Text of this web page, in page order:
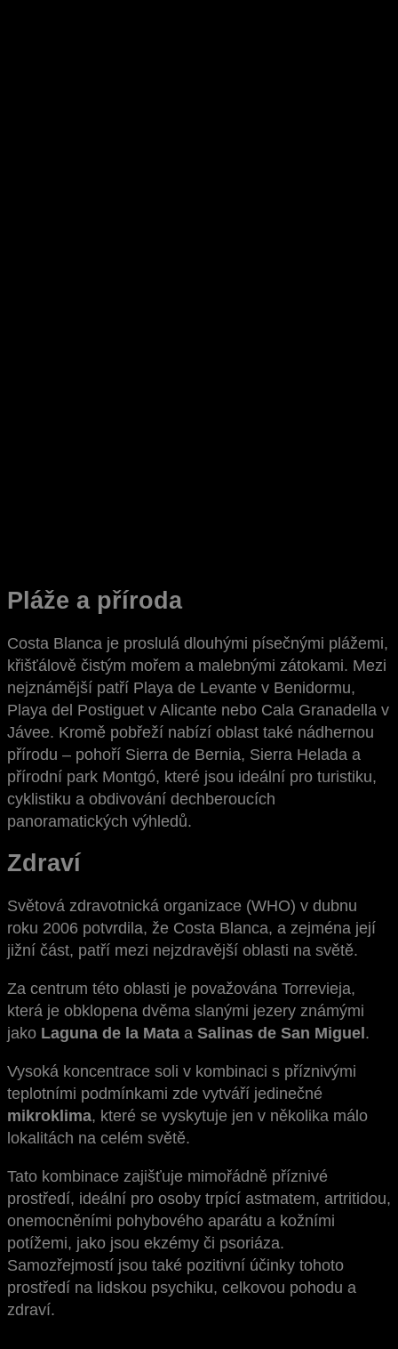
Pláže a příroda
Costa Blanca je proslulá dlouhými písečnými plážemi,
křišťálově čistým mořem a malebnými zátokami. Mezi
nejznámější patří Playa de Levante v Benidormu,
Playa del Postiguet v Alicante nebo Cala Granadella v
Jávee. Kromě pobřeží nabízí oblast také nádhernou
přírodu – pohoří Sierra de Bernia, Sierra Helada a
přírodní park Montgó, které jsou ideální pro turistiku,
cyklistiku a obdivování dechberoucích
panoramatických výhledů.
Zdraví
Světová zdravotnická organizace (WHO) v dubnu
roku 2006 potvrdila, že Costa Blanca, a zejména její
jižní část, patří mezi nejzdravější oblasti na světě.
Za centrum této oblasti je považována Torrevieja,
která je obklopena dvěma slanými jezery známými
jako Laguna de la Mata a Salinas de San Miguel.
Vysoká koncentrace soli v kombinaci s příznivými
teplotními podmínkami zde vytváří jedinečné
mikroklima, které se vyskytuje jen v několika málo
lokalitách na celém světě.
Tato kombinace zajišťuje mimořádně příznivé
prostředí, ideální pro osoby trpící astmatem, artritidou,
onemocněními pohybového aparátu a kožními
potížemi, jako jsou ekzémy či psoriáza.
Samozřejmostí jsou také pozitivní účinky tohoto
prostředí na lidskou psychiku, celkovou pohodu a
zdraví.